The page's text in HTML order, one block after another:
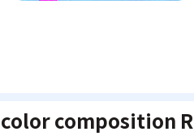
color composition R